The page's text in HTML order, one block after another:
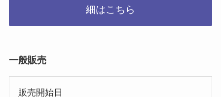
細はこちら
一般販売
販売開始日